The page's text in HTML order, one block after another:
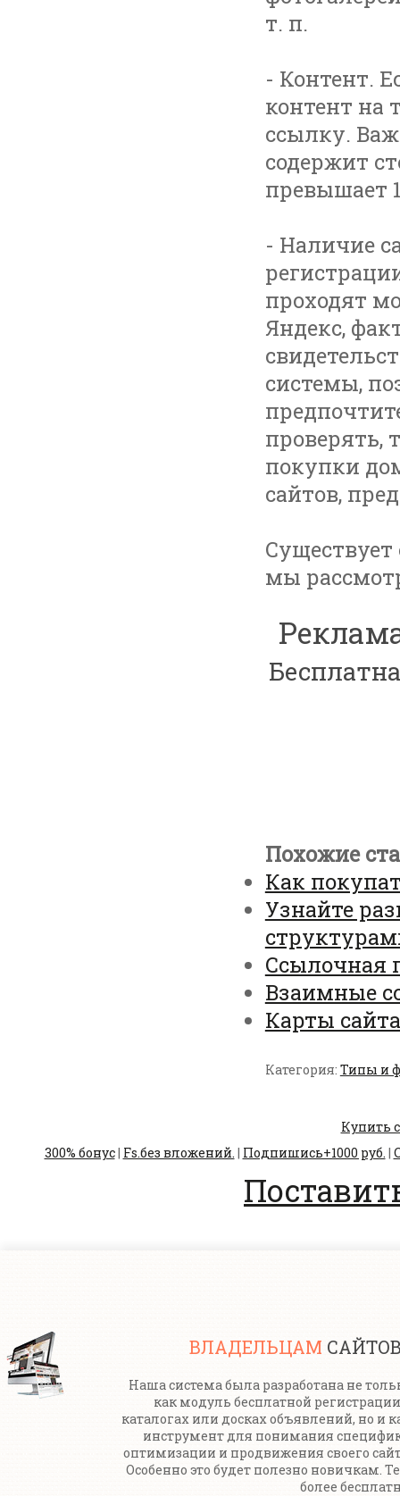
т. п.
- Контент.
контент на
ссылку.
содержит
превышает
- Наличие
проходят
Яндекс,
системы,
проверять,
покупки
сайтов,
мы
Похожие
Как
Узнайте
Ссылочная
Взаимные
Карты
Категория: Типы и
Купить
300% бонус| Fs.без вложений. | Подпишись+1000 руб. |
ВЛАДЕЛЬЦАМ
Наша система была разработана не
как модуль бесплатной
каталогах или досках объявлений, но и
инструмент для понимания
оптимизации и продвижения своего
Особенно это будет полезно новичкам.
более